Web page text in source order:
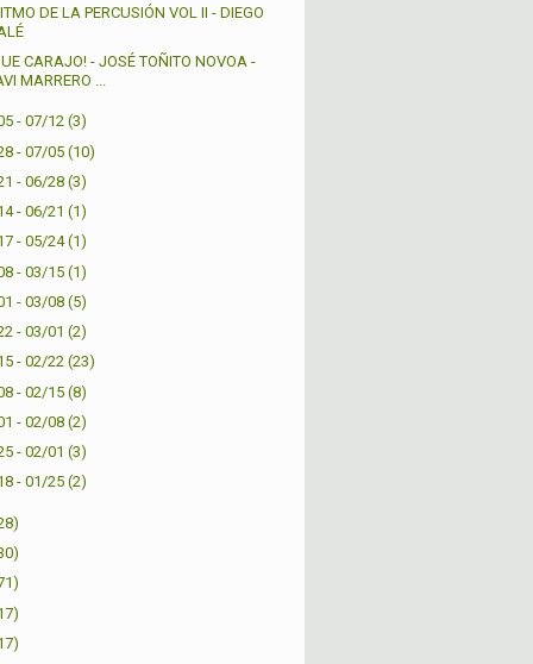
DE LA PERCUSIÓN VOL II - DIEGO
CARAJO! - JOSÉ TOÑITO NOVOA -
MARRERO ...
- 07/12 (3)
- 07/05 (10)
- 06/28 (3)
- 06/21 (1)
- 05/24(1)
- 03/15 (1)
- 03/08 (5)
- 03/01 (2)
- 02/22 (23)
- 02/15 (8)
- 02/08 (2)
- 02/01 (3)
- 01/25 (2)